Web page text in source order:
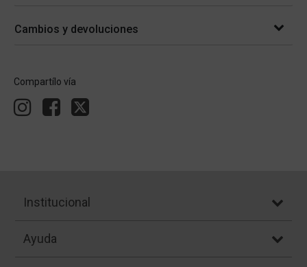
Cambios y devoluciones
Compartílo vía
Institucional
Ayuda